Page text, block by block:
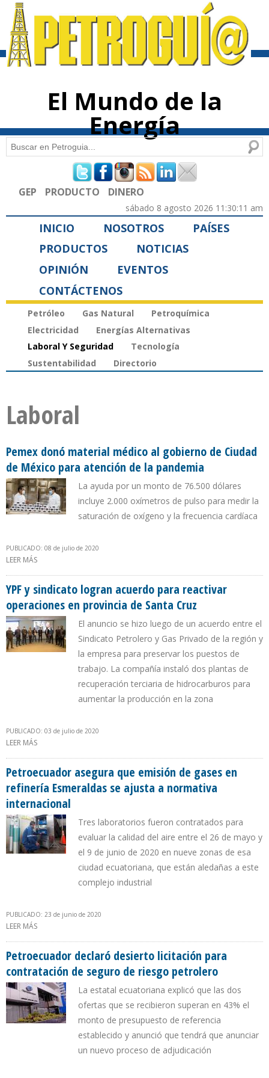
contenido
El Mundo de la
Energía
Formulario de búsqueda
Buscar
GEP PRODUCTO DINERO
sábado 8 agosto 2026 11:30:11 am
INICIO NOSOTROS
PAÍSES
PRODUCTOS
NOTICIAS
OPINIÓN
EVENTOS
CONTÁCTENOS
Petróleo Gas Natural
Petroquímica
Electricidad
Energías Alternativas
Laboral Y Seguridad
Tecnología
Sustentabilidad
Directorio
Laboral
Pemex donó material médico al gobierno de Ciudad
de México para atención de la pandemia
La ayuda por un monto de 76.500 dólares
incluye 2.000 oxímetros de pulso para medir la
saturación de oxígeno y la frecuencia cardíaca
PUBLICADO: 08 de julio de 2020
LEER MÁS
YPF y sindicato logran acuerdo para reactivar
operaciones en provincia de Santa Cruz
El anuncio se hizo luego de un acuerdo entre el
Sindicato Petrolero y Gas Privado de la región y
la empresa para preservar los puestos de
trabajo. La compañía instaló dos plantas de
recuperación terciaria de hidrocarburos para
aumentar la producción en la zona
PUBLICADO: 03 de julio de 2020
LEER MÁS
Petroecuador asegura que emisión de gases en
refinería Esmeraldas se ajusta a normativa
internacional
Tres laboratorios fueron contratados para
evaluar la calidad del aire entre el 26 de mayo y
el 9 de junio de 2020 en nueve zonas de esa
ciudad ecuatoriana, que están aledañas a este
complejo industrial
PUBLICADO: 23 de junio de 2020
LEER MÁS
Petroecuador declaró desierto licitación para
contratación de seguro de riesgo petrolero
La estatal ecuatoriana explicó que las dos
ofertas que se recibieron superan en 43% el
monto de presupuesto de referencia
establecido y anunció que tendrá que anunciar
un nuevo proceso de adjudicación